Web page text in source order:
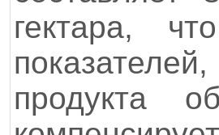
гектара,
продукта